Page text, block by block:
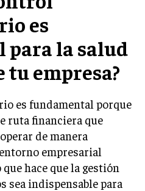
ELECTRÓNICO
Y GESTIÓN DE
TECNOLÓGICAS
DEL CLIENTE
es
la salud
empresa?
es fundamental porque
ruta financiera que
de manera
empresarial
hace que la gestión
sea indispensable para